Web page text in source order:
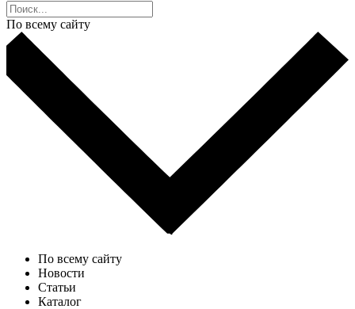
По всему сайту
По всему сайту
Новости
Статьи
Каталог